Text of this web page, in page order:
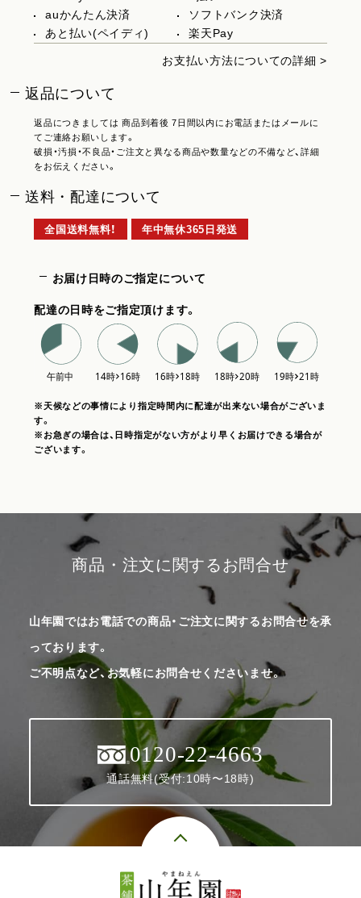
auかんたん決済
ソフトバンク決済
あと払い(ペイディ)
楽天Pay
お支払い方法についての詳細 >
返品について
返品につきましては 商品到着後 7日間以内にお電話またはメールに
てご連絡お願いします。
破損・汚損・不良品・ご注文と異なる商品や数量などの不備など、詳細
をお伝えください。
送料・配達について
全国送料無料！ 年中無休365日発送
お届け日時のご指定について
配達の日時をご指定頂けます。
※天候などの事情により指定時間内に配達が出来ない場合がございま
す。
※お急ぎの場合は、日時指定がない方がより早くお届けできる場合が
ございます。
商品・注文に関するお問合せ
山年園ではお電話での商品・ご注文に関するお問合せを承
っております。
ご不明点など、お気軽にお問合せくださいませ。
0120-22-4663
通話無料(受付:10時〜18時)